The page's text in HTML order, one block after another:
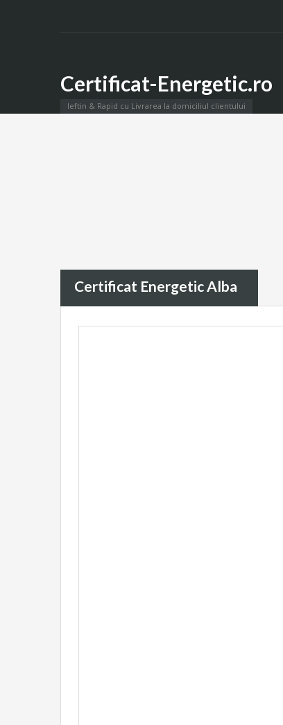
Certificat-Energetic.ro
Ieftin & Rapid cu Livrarea la domiciliul clientului
Certificat Energetic Alba